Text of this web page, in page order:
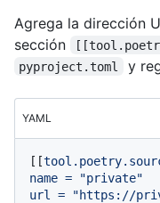
Agrega la dirección
sección
pyproject.toml y
YAML
[[
name =
"private"
url
= "https://